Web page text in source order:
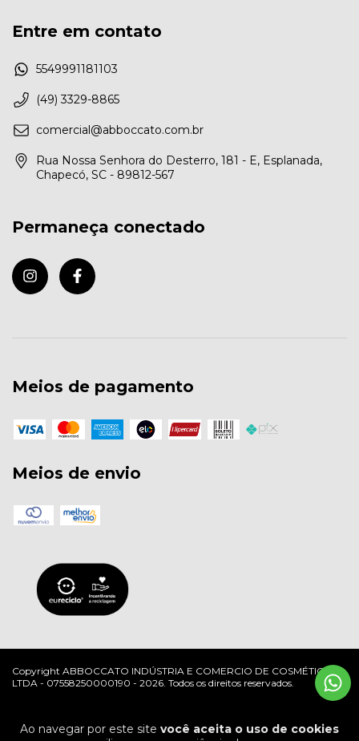
Ao navegar por este site você aceita o uso de cookies
Entre em contato
5549991181103
(49) 3329-8865
comercial@abboccato.com.br
Rua Nossa Senhora do Desterro, 181 - E, Esplanada,
Chapecó, SC - 89812-567
Permaneça conectado
Meios de pagamento
Meios de envio
Copyright ABBOCCATO INDÚSTRIA E COMERCIO DE COSMÉTICOS
LTDA - 07558250000190 - 2026. Todos os direitos reservados.